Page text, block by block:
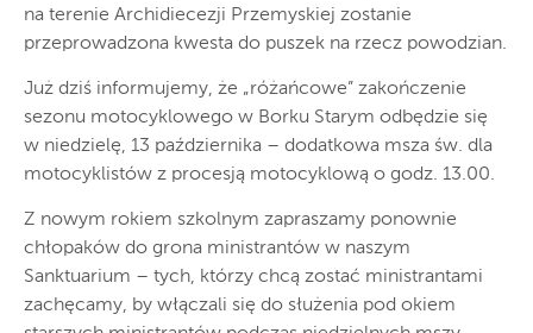
na terenie Archidiecezji Przemyskiej zostanie
przeprowadzona kwesta do puszek na rzecz powodzian.
Już dziś informujemy, że „różańcowe” zakończenie
sezonu motocyklowego w Borku Starym odbędzie się
w niedzielę, 13 października – dodatkowa msza św. dla
motocyklistów z procesją motocyklową o godz. 13.00.
Z nowym rokiem szkolnym zapraszamy ponownie
chłopaków do grona ministrantów w naszym
Sanktuarium – tych, którzy chcą zostać ministrantami
zachęcamy, by włączali się do służenia pod okiem